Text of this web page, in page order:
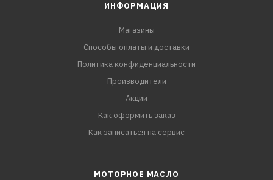
ИНФОРМАЦИЯ
Магазины
Способы оплаты и доставки
Политика конфиденциальности
Производители
Акции
Как оформить заказ
Как записаться на сервис
МОТОРНОЕ МАСЛО